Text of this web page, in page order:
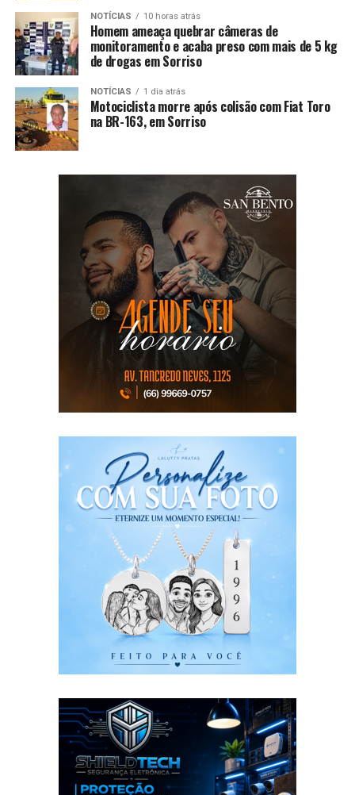
NOTÍCIAS 10 horas atrás
Homem ameaça quebrar câmeras de
monitoramento e acaba preso com mais de 5 kg
de drogas em Sorriso
NOTÍCIAS 1 dia atrás
Motociclista morre após colisão com Fiat Toro
na BR-163, em Sorriso